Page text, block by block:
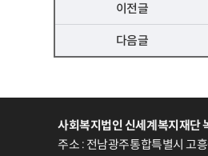
이전글
다음글
사회복지법인 신세계복지재단
주소 : 전남광주통합특별시 고